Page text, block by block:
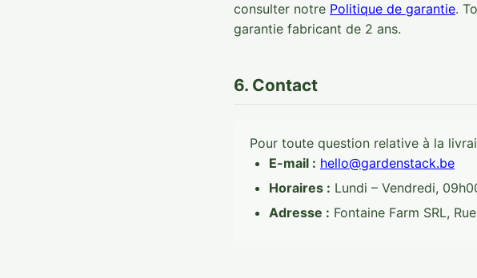
consulter notre Politique de garantie.
garantie fabricant de 2 ans.
6. Contact
Pour toute question relative à la
E-mail : hello@gardenstack.be
Horaires : Lundi – Vendredi,
Adresse : Fontaine Farm SRL,